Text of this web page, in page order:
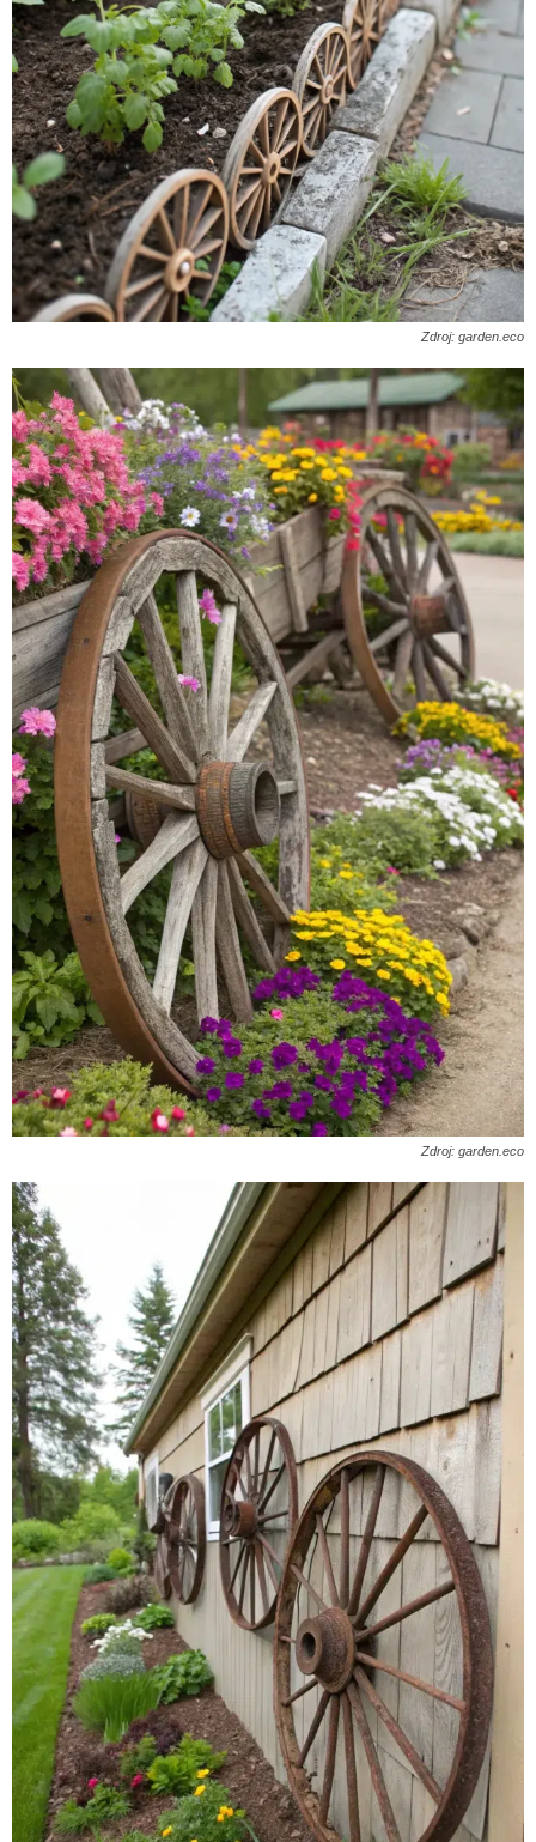
Zdroj: garden.eco
Zdroj: garden.eco